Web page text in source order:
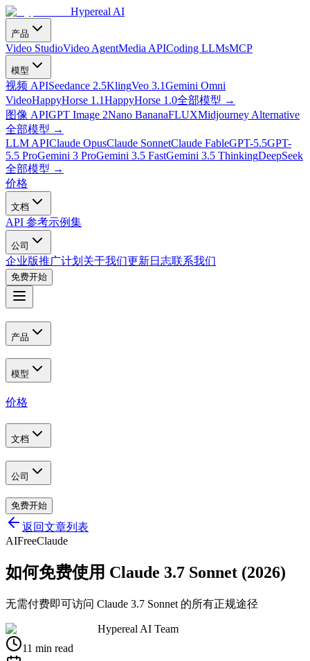
Hypereal AI
产品
Video StudioVideo AgentMedia APICoding LLMsMCP
模型
视频 APISeedance 2.5KlingVeo 3.1Gemini Omni
VideoHappyHorse 1.1HappyHorse 1.0全部模型 →
图像 APIGPT Image 2Nano BananaFLUXMidjourney Alternative
全部模型 →
LLM APIClaude OpusClaude SonnetClaude FableGPT-5.5GPT-
5.5 ProGemini 3 ProGemini 3.5 FastGemini 3.5 ThinkingDeepSeek
全部模型 →
价格
文档
API 参考示例集
公司
企业版推广计划 关于我们更新日志联系我们
免费开始
产品
模型
价格
文档
公司
免费开始
返回文章列表
AIFreeClaude
如何免费使用 Claude 3.7 Sonnet (2026)
无需付费即可访问 Claude 3.7 Sonnet 的所有正规途径
Hypereal AI Team
11 min read